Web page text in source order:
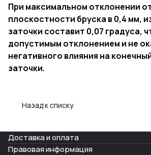
При максимальном отклонении
плоскостности бруска в 0,4 мм,
заточки составит 0,07 градуса,
допустимым отклонением и не
негативного влияния на
заточки.
Назад к списку
Доставка и оплата
Правовая информация